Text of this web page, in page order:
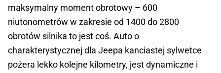
maksymalny moment obrotowy – 600
niutonometrów w zakresie od 1400 do 2800
obrotów silnika to jest coś. Auto o
charakterystycznej dla Jeepa kanciastej sylwetce
pożera lekko kolejne kilometry, jest dynamiczne i